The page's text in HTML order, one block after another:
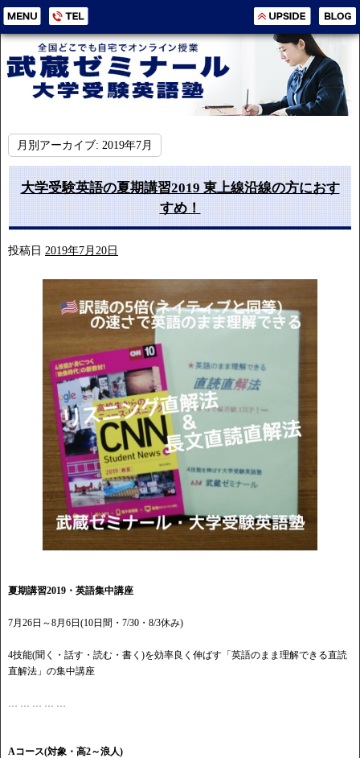
月別アーカイブ: 2019年7月
大学受験英語の夏期講習2019 東上線沿線の方におす
すめ！
投稿日 2019年7月20日
夏期講習2019・英語集中講座
7月26日～8月6日(10日間・7/30・8/3休み)
4技能(聞く・話す・読む・書く)を効率良く伸ばす「英語のまま理解できる直読
直解法」の集中講座
Aコース(対象・高2～浪人)